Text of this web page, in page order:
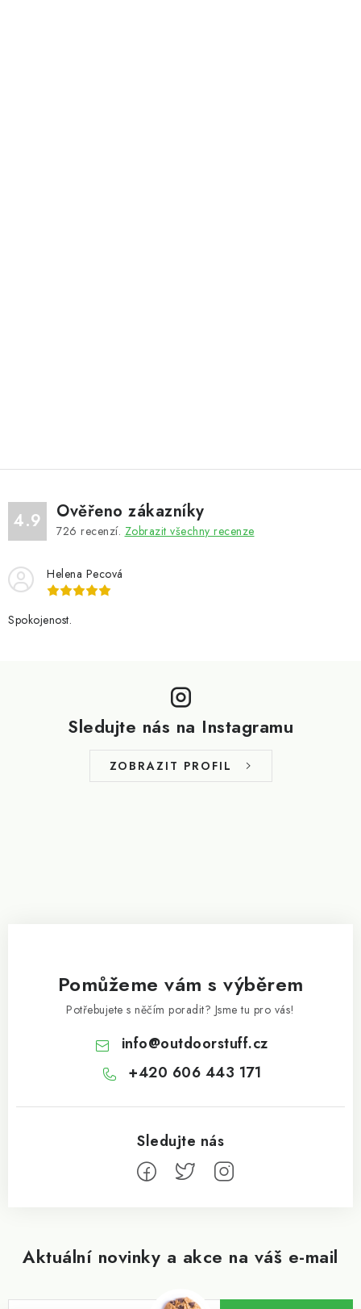
4.9 Ověřeno zákazníky
726 recenzí. Zobrazit všechny recenze
Helena Pecová
Spokojenost.
Sledujte nás na Instagramu
ZOBRAZIT PROFIL
Aktuální novinky a akce na váš e-mail
Pomůžeme vám s výběrem
Potřebujete s něčím poradit? Jsme tu pro vás!
info@outdoorstuff.cz
+420 606 443 171